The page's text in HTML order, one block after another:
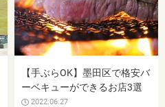
【手ぶらOK】墨田区で格安バ
ーベキューができるお店3選
2022.06.27